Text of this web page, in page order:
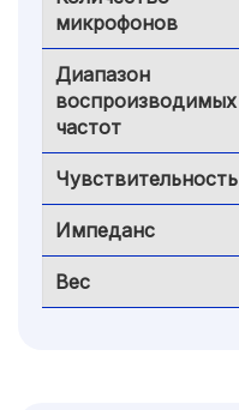
микрофонов
Диапазон
воспроизводимых
частот
Чувствительность
Импеданс
Вес